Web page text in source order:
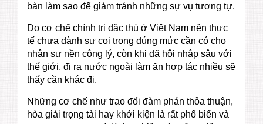
bàn làm sao để giảm tránh những sự vụ tương tự.
Do cơ chế chính trị đặc thù ở Việt Nam nên thực
tế chưa dành sự coi trọng đúng mức cần có cho
nhân sự nền công lý, còn khi đã hội nhập sâu với
thế giới, đi ra nước ngoài làm ăn hợp tác nhiều sẽ
thấy cần khác đi.
Những cơ chế như trao đổi đàm phán thỏa thuận,
hòa giải trọng tài hay khởi kiện là rất phổ biến và